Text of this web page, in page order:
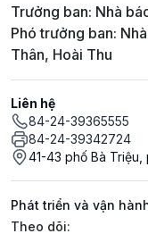
Trưởng ban: Nhà
Phó trưởng ban:
Thân, Hoài Thu
Liên hệ
84-24-39365555
84-24-39342724
41-43 phố Bà Triệu,
Phát triển và vận
Mạng xã hội
Theo dõi: